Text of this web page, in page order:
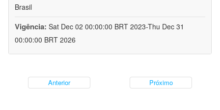
Brasil
Vigência: Sat Dec 02 00:00:00 BRT 2023-Thu Dec 31
00:00:00 BRT 2026
Anterior Próximo